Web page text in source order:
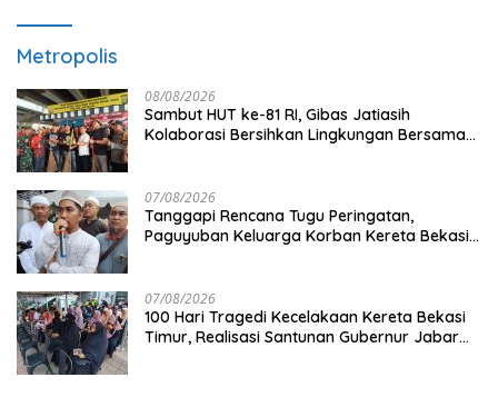
Metropolis
08/08/2026
Sambut HUT ke-81 RI, Gibas Jatiasih
Kolaborasi Bersihkan Lingkungan Bersama
07/08/2026
Tanggapi Rencana Tugu Peringatan,
Paguyuban Keluarga Korban Kereta Bekasi
07/08/2026
100 Hari Tragedi Kecelakaan Kereta Bekasi
Timur, Realisasi Santunan Gubernur Jabar